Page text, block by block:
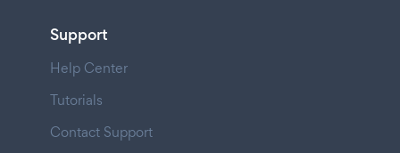
Support
Help Center
Tutorials
Contact Support